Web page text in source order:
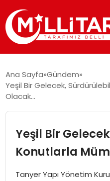
ÖZEL SAYFALAR
EKONOMI
Ana Sayfa Gündem
Yeşil Bir Gelecek,
Olacak…
Yeşil Bir
Konutlarla
Tanyer Yapı Yönetim